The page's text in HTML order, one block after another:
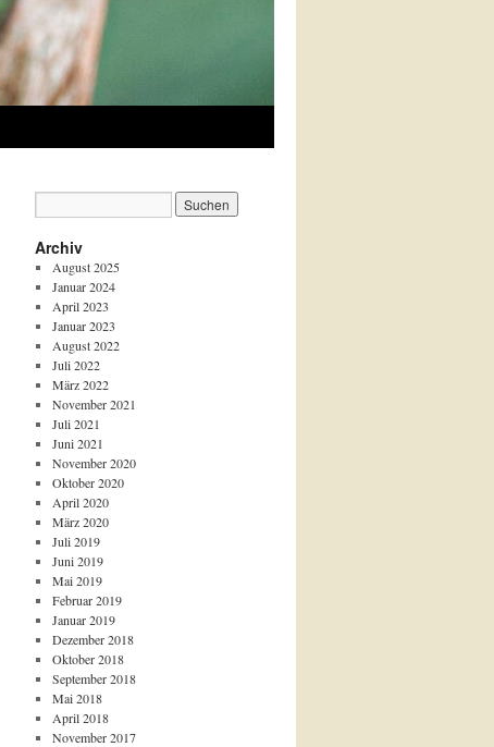
Archiv
August 2025
Januar 2024
April 2023
Januar 2023
August 2022
Juli 2022
März 2022
November 2021
Juli 2021
Juni 2021
November 2020
Oktober 2020
April 2020
März 2020
Juli 2019
Juni 2019
Mai 2019
Februar 2019
Januar 2019
Dezember 2018
Oktober 2018
September 2018
Mai 2018
April 2018
November 2017